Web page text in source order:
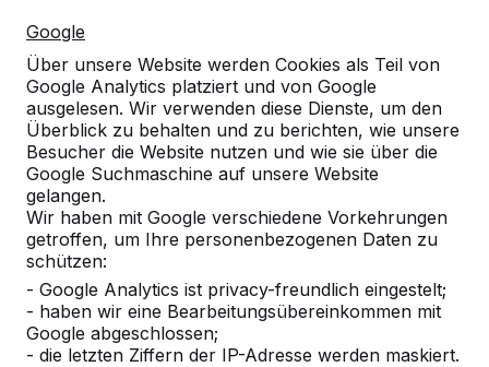
Google
Über unsere Website werden Cookies als Teil von
Google Analytics platziert und von Google
ausgelesen. Wir verwenden diese Dienste, um den
Überblick zu behalten und zu berichten, wie unsere
Besucher die Website nutzen und wie sie über die
Google Suchmaschine auf unsere Website
gelangen.
Wir haben mit Google verschiedene Vorkehrungen
getroffen, um Ihre personenbezogenen Daten zu
schützen:
- Google Analytics ist privacy-freundlich eingestelt;
- haben wir eine Bearbeitungsübereinkommen mit
Google abgeschlossen;
- die letzten Ziffern der IP-Adresse werden maskiert.